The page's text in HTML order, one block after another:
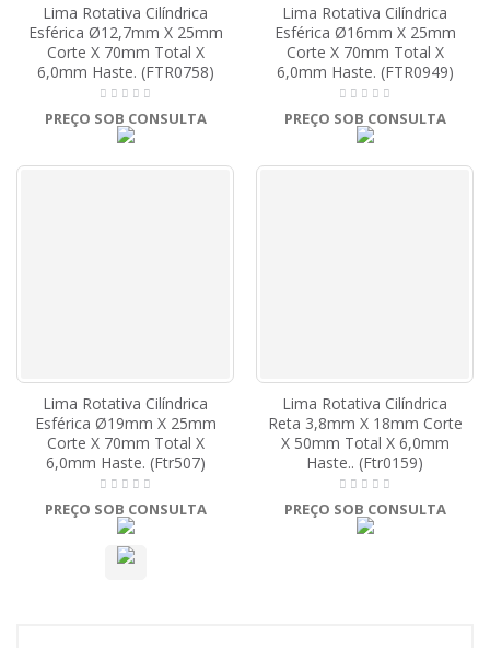
Lima Rotativa Cilíndrica
Esférica Ø12,7mm X 25mm
Corte X 70mm Total X
6,0mm Haste. (FTR0758)
PREÇO SOB CONSULTA
Lima Rotativa Cilíndrica
Esférica Ø16mm X 25mm
Corte X 70mm Total X
6,0mm Haste. (FTR0949)
PREÇO SOB CONSULTA
Lima Rotativa Cilíndrica
Esférica Ø19mm X 25mm
Corte X 70mm Total X
6,0mm Haste. (Ftr507)
PREÇO SOB CONSULTA
Lima Rotativa Cilíndrica
Reta 3,8mm X 18mm Corte
X 50mm Total X 6,0mm
Haste.. (Ftr0159)
PREÇO SOB CONSULTA